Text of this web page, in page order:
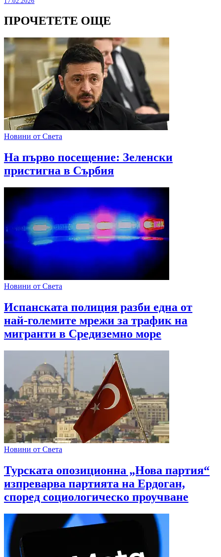
ПРОЧЕТЕТЕ ОЩЕ
Новини от Света
На първо посещение: Зеленски
пристигна в Сърбия
Новини от Света
Испанската полиция разби една от
най-големите мрежи за трафик на
мигранти в Средиземно море
Новини от Света
Турската опозиционна „Нова партия“
изпреварва партията на Ердоган,
според социологическо проучване